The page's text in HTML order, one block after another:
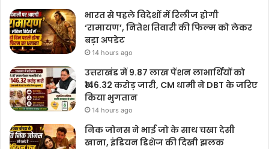
भारत से पहले विदेशों में रिलीज होगी
‘रामायण’, नितेश तिवारी की फिल्म को लेकर
बड़ा अपडेट
14 hours ago
उत्तराखंड में 9.87 लाख पेंशन लाभार्थियों को
₹146.32 करोड़ जारी, CM धामी ने DBT के जरिए
किया भुगतान
14 hours ago
निक जोनस ने भाई जो के साथ चखा देसी
खाना, इंडियन डिशेज की दिखी झलक